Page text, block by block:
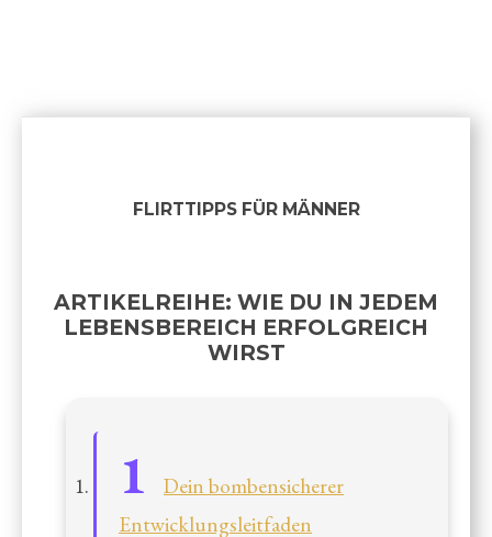
FLIRTTIPPS FÜR MÄNNER
ARTIKELREIHE: WIE DU IN JEDEM
LEBENSBEREICH ERFOLGREICH
WIRST
Dein bombensicherer
Entwicklungsleitfaden